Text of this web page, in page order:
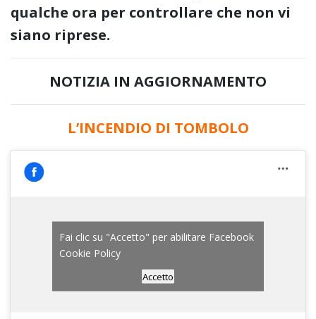
qualche ora per controllare che non vi
siano riprese.
NOTIZIA IN AGGIORNAMENTO
L’INCENDIO DI TOMBOLO
Fai clic su "Accetto" per abilitare Facebook
Cookie Policy
Accetto